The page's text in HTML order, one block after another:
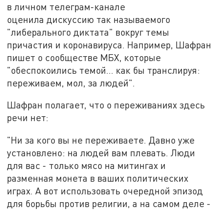
в личном телеграм-канале
оценила дискуссию так называемого
"либерального диктата" вокруг темы
причастия и коронавируса. Например, Шафран
пишет о сообществе МБХ, которые
"обеспокоились темой... как бы транслируя:
переживаем, мол, за людей".
Шафран полагает, что о переживаниях здесь
речи нет:
"Ни за кого вы не переживаете. Давно уже
установлено: на людей вам плевать. Люди
для вас - только мясо на митингах и
разменная монета в ваших политических
играх. А вот использовать очередной эпизод
для борьбы против религии, а на самом деле -